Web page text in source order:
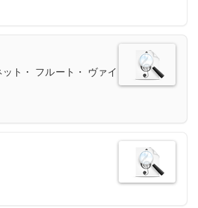
ト・ フルート・ ヴァイ